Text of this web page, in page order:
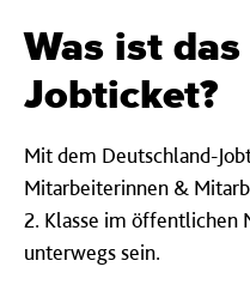
Was ist
Jobticket?
Mit dem Deutschland-
Mitarbeiterinnen &
2. Klasse im öffentlichen
unterwegs sein.